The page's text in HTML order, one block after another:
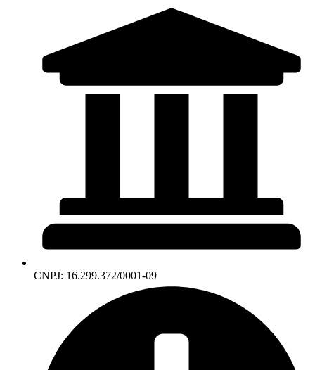
CNPJ: 16.299.372/0001-09